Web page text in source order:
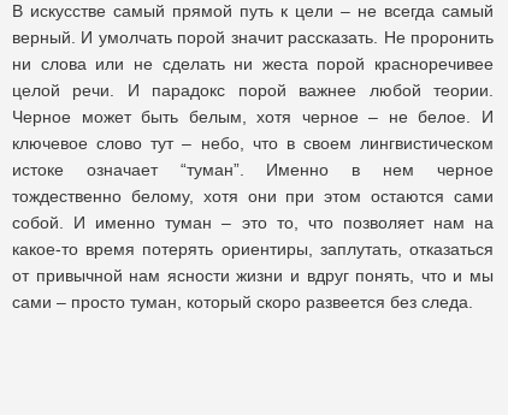
В искусстве самый прямой путь к цели – не всегда самый
верный. И умолчать порой значит рассказать. Не проронить
ни слова или не сделать ни жеста порой красноречивее
целой речи. И парадокс порой важнее любой теории.
Черное может быть белым, хотя черное – не белое. И
ключевое слово тут – небо, что в своем лингвистическом
истоке означает “туман”. Именно в нем черное
тождественно белому, хотя они при этом остаются сами
собой. И именно туман – это то, что позволяет нам на
какое-то время потерять ориентиры, заплутать, отказаться
от привычной нам ясности жизни и вдруг понять, что и мы
сами – просто туман, который скоро развеется без следа.